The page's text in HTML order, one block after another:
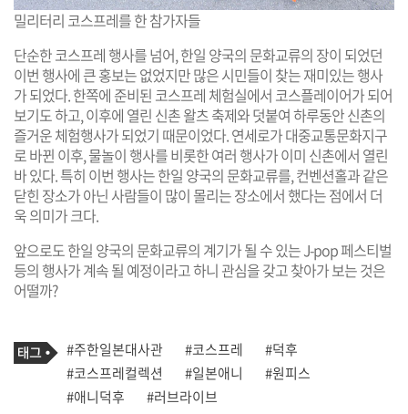
밀리터리 코스프레를 한 참가자들
단순한 코스프레 행사를 넘어, 한일 양국의 문화교류의 장이 되었던
이번 행사에 큰 홍보는 없었지만 많은 시민들이 찾는 재미있는 행사
가 되었다. 한쪽에 준비된 코스프레 체험실에서 코스플레이어가 되어
보기도 하고, 이후에 열린 신촌 왈츠 축제와 덧붙여 하루동안 신촌의
즐거운 체험행사가 되었기 때문이었다. 연세로가 대중교통문화지구
로 바뀐 이후, 물놀이 행사를 비롯한 여러 행사가 이미 신촌에서 열린
바 있다. 특히 이번 행사는 한일 양국의 문화교류를, 컨벤션홀과 같은
닫힌 장소가 아닌 사람들이 많이 몰리는 장소에서 했다는 점에서 더
욱 의미가 크다.
앞으로도 한일 양국의 문화교류의 계기가 될 수 있는 J-pop 페스티벌
등의 행사가 계속 될 예정이라고 하니 관심을 갖고 찾아가 보는 것은
어떨까?
기
사
관
련
태
태
그
#주한일본대사관 #코스프레
#덕후
#코스프레컬렉션
#일본애니
#원피스
#애니덕후
#러브라이브